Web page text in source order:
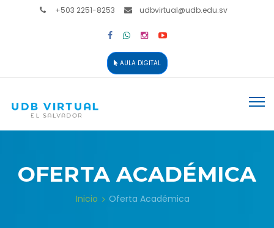
+503 2251-8253 udbvirtual@udb.edu.sv
AULA DIGITAL
OFERTA ACADÉMICA
Inicio Oferta Académica